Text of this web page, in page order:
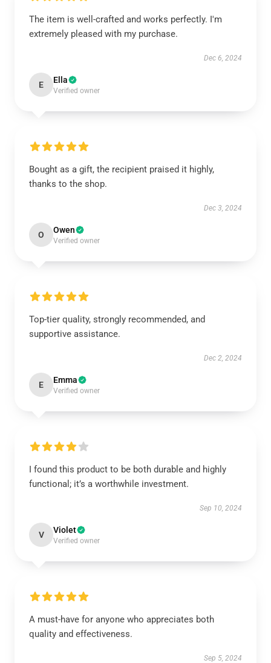
The item is well-crafted and works perfectly. I'm
extremely pleased with my purchase.
Dec 6, 2024
E Ella
Verified owner
Bought as a gift, the recipient praised it highly,
thanks to the shop.
Dec 3, 2024
O Owen
Verified owner
Top-tier quality, strongly recommended, and
supportive assistance.
Dec 2, 2024
E Emma
Verified owner
I found this product to be both durable and highly
functional; it’s a worthwhile investment.
Sep 10, 2024
V Violet
Verified owner
A must-have for anyone who appreciates both
quality and effectiveness.
Sep 5, 2024